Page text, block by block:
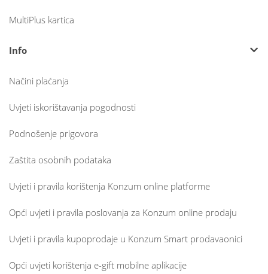
MultiPlus kartica
Info
Načini plaćanja
Uvjeti iskorištavanja pogodnosti
Podnošenje prigovora
Zaštita osobnih podataka
Uvjeti i pravila korištenja Konzum online platforme
Opći uvjeti i pravila poslovanja za Konzum online prodaju
Uvjeti i pravila kupoprodaje u Konzum Smart prodavaonici
Opći uvjeti korištenja e-gift mobilne aplikacije